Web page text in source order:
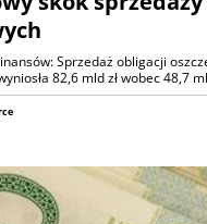
Sprzedaż obligacji
82,6 mld zł wobec 48,7